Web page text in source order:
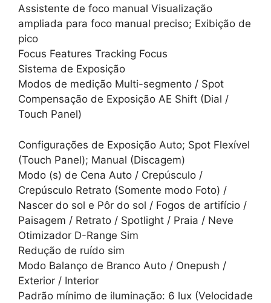
Assistente de foco manual Visualização
ampliada para foco manual preciso; Exibição de
pico
Focus Features Tracking Focus
Sistema de Exposição
Modos de medição Multi-segmento / Spot
Compensação de Exposição AE Shift (Dial /
Touch Panel)
Configurações de Exposição Auto; Spot Flexível
(Touch Panel); Manual (Discagem)
Modo (s) de Cena Auto / Crepúsculo /
Crepúsculo Retrato (Somente modo Foto) /
Nascer do sol e Pôr do sol / Fogos de artifício /
Paisagem / Retrato / Spotlight / Praia / Neve
Otimizador D-Range Sim
Redução de ruído sim
Modo Balanço de Branco Auto / Onepush /
Exterior / Interior
Padrão mínimo de iluminação: 6 lux (Velocidade